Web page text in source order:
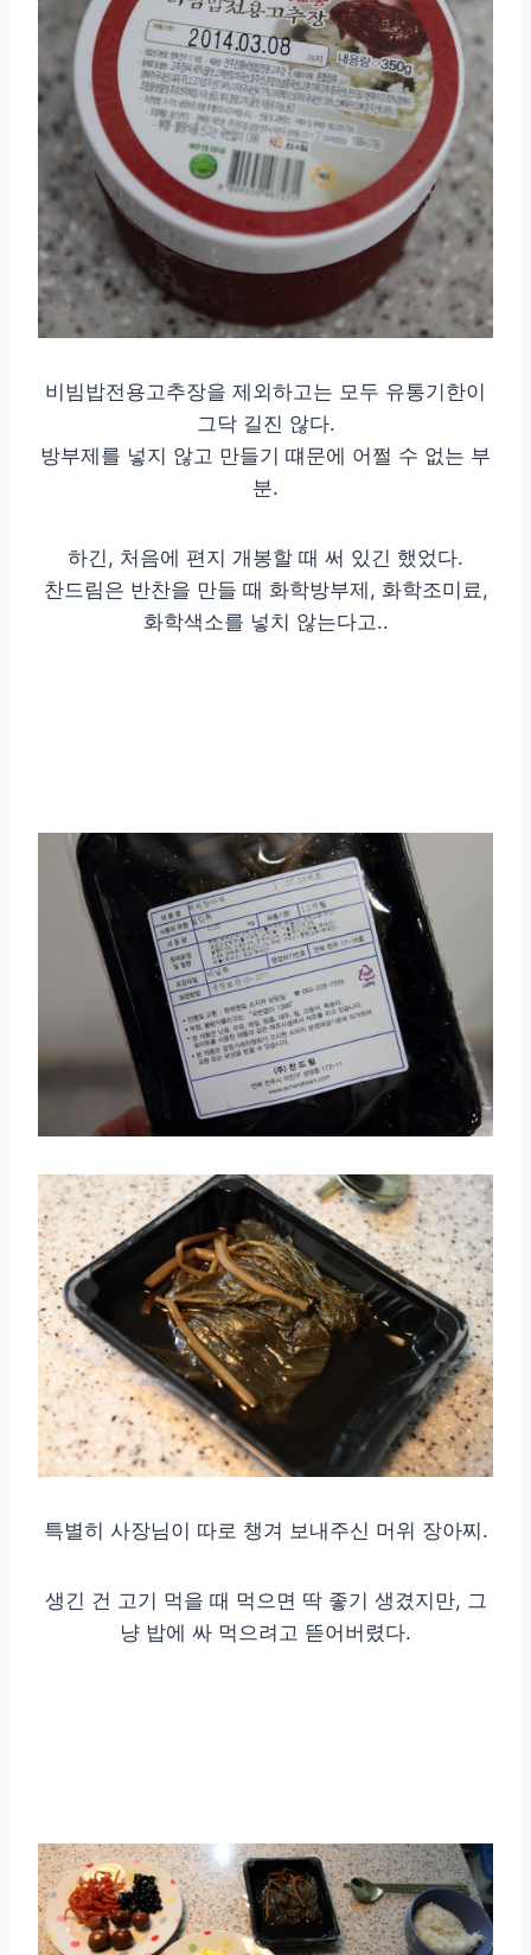
비빔밥전용고추장을 제외하고는 모두 유통기한이
그닥 길진 않다.
방부제를 넣지 않고 만들기 떄문에 어쩔 수 없는 부
분.
하긴, 처음에 편지 개봉할 때 써 있긴 했었다.
찬드림은 반찬을 만들 때 화학방부제, 화학조미료,
화학색소를 넣치 않는다고..
특별히 사장님이 따로 챙겨 보내주신 머위 장아찌.
생긴 건 고기 먹을 때 먹으면 딱 좋기 생겼지만, 그
냥 밥에 싸 먹으려고 뜯어버렸다.